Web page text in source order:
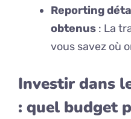
Reporting
obtenus : La
vous savez où
Investir dans
: quel budget